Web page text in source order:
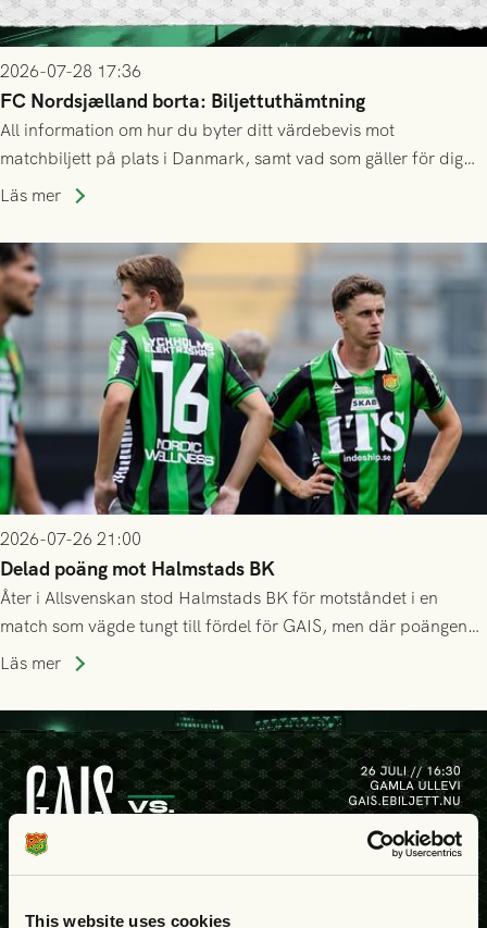
This website uses cookies
2026-07-28 17:36
FC Nordsjælland borta: Biljettuthämtning
All information om hur du byter ditt värdebevis mot
matchbiljett på plats i Danmark, samt vad som gäller för dig
som står på reservlista eller fått förhinder.
Läs mer
2026-07-26 21:00
Delad poäng mot Halmstads BK
Åter i Allsvenskan stod Halmstads BK för motståndet i en
match som vägde tungt till fördel för GAIS, men där poängen
delades efter dramatik på tilläggstid.
Läs mer